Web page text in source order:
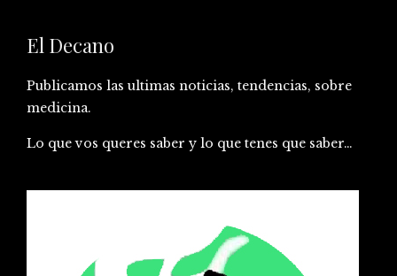
El Decano
Publicamos las ultimas noticias, tendencias, sobre
medicina.
Lo que vos queres saber y lo que tenes que saber…